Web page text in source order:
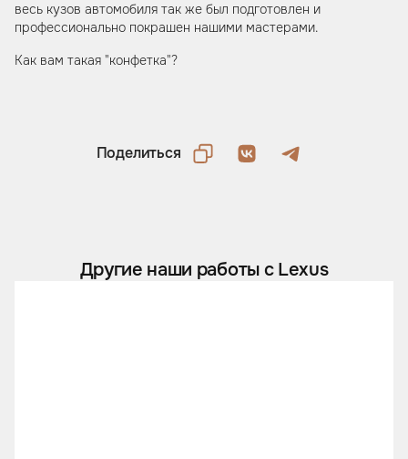
весь кузов автомобиля так же был подготовлен и
профессионально покрашен нашими мастерами.
Как вам такая "конфетка"?
Поделиться
Другие наши работы с Lexus